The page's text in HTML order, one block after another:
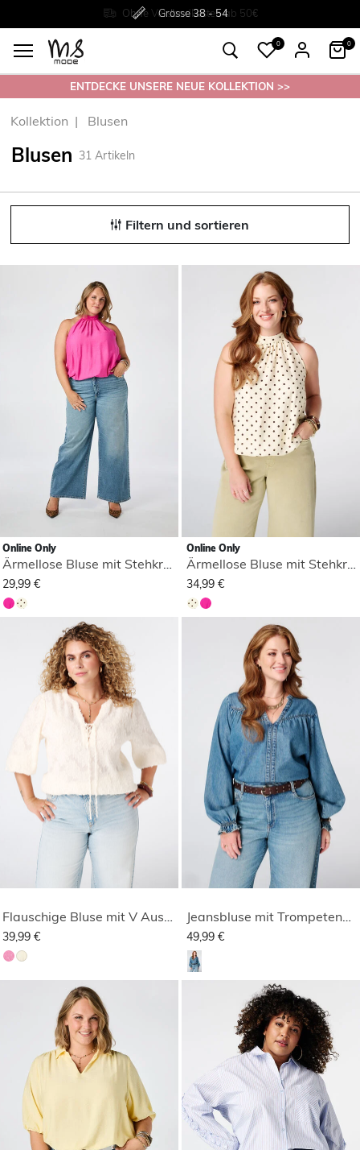
Ohne Versandkosten ab 50€
Grösse38 - 54
Rückgabe innerhalb 30 Tagen
0 0
ENTDECKE UNSERE NEUE KOLLEKTION >>
Kollektion Blusen
Blusen 31 Artikeln
Filtern und sortieren
Online Only
Ärmellose Bluse mit Stehkragen
29,99 €
Online Only
Ärmellose Bluse mit Stehkragen
34,99 €
39,99 € 49,99 €